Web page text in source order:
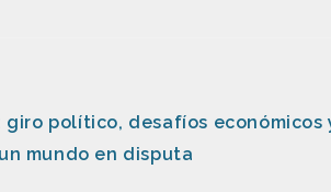
giro político, desafíos económicos
mundo en disputa